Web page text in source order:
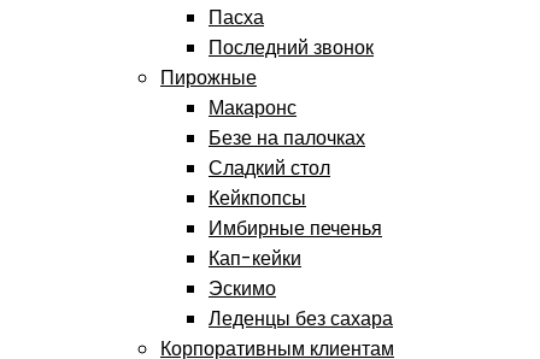
Пасха
Последний звонок
Пирожные
Макаронс
Безе на палочках
Сладкий стол
Кейкпопсы
Имбирные печенья
Кап-кейки
Эскимо
Леденцы без сахара
Корпоративным клиентам